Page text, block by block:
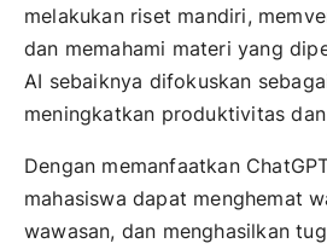
melakukan riset mandiri,
dan memahami materi yang
AI sebaiknya difokuskan
meningkatkan produktivitas
Dengan memanfaatkan
mahasiswa dapat menghemat
wawasan, dan menghasilkan